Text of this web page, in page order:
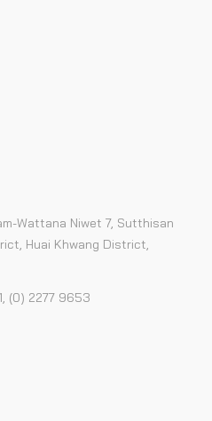
Wattana Niwet 7, Sutthisan
Huai Khwang District,
(0) 2277 9653